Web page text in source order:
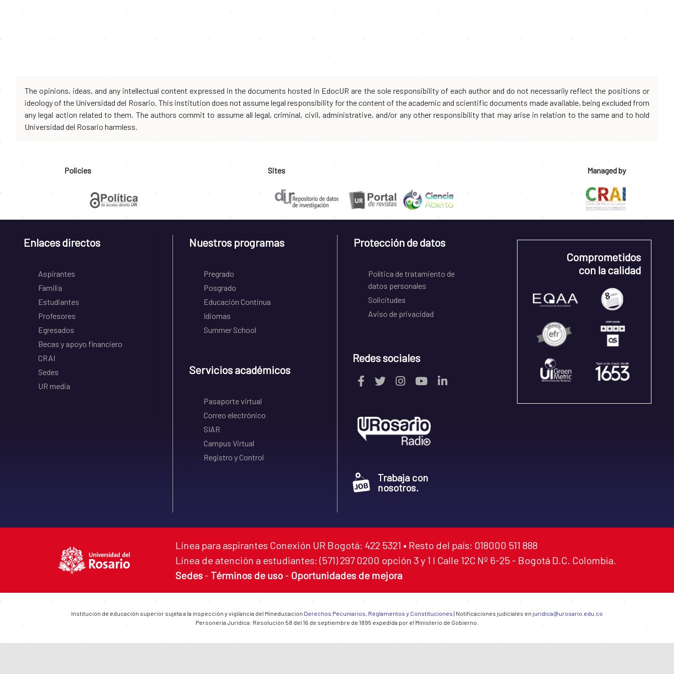
The opinions, ideas, and any intellectual content expressed in the documents hosted in EdocUR are the sole responsibility of each author and do not necessarily reflect the positions or
ideology of the Universidad del Rosario. This institution does not assume legal responsibility for the content of the academic and scientific documents made available, being excluded from
any legal action related to them. The authors commit to assume all legal, criminal, civil, administrative, and/or any other responsibility that may arise in relation to the same and to hold
Universidad del Rosario harmless.
Policies Sites Managed by
Enlaces directos
Aspirantes
Familia
Estudiantes
Profesores
Egresados
Becas y apoyo financiero
CRAI
Sedes
UR media
Nuestros programas
Pregrado
Posgrado
Educación Continua
Idiomas
Summer School
Servicios académicos
Pasaporte virtual
Correo electrónico
SIAR
Campus Virtual
Registro y Control
Protección de datos
Política de tratamiento de
datos personales
Solicitudes
Aviso de privacidad
Redes sociales
Trabaja con
nosotros.
Comprometidos
con la calidad
Línea para aspirantes Conexión UR Bogotá: 422 5321 • Resto del país: 018000 511 888
Línea de atención a estudiantes: (571) 297 0200 opción 3 y 1 I Calle 12C Nº 6-25 - Bogotá D.C. Colombia.
Sedes - Términos de uso - Oportunidades de mejora
Institución de educación superior sujeta a la inspección y vigilancia del Mineducación Derechos Pecuniarios, Reglamentos y Constituciones | Notificaciones judiciales en juridica@urosario.edu.co
Personería Jurídica: Resolución 58 del 16 de septiembre de 1895 expedida por el Ministerio de Gobierno.